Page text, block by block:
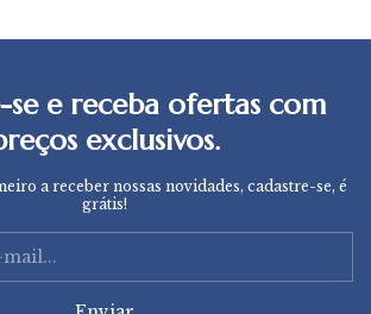
se e receba ofertas com
exclusivos.
a receber nossas novidades, cadastre-se, é
grátis!